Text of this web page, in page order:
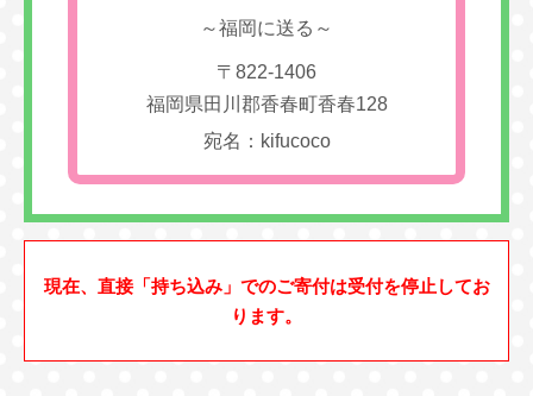
～福岡に送る～
〒822-1406
福岡県田川郡香春町香春128
宛名：kifucoco
現在、直接「持ち込み」でのご寄付は受付を停止してお
ります。